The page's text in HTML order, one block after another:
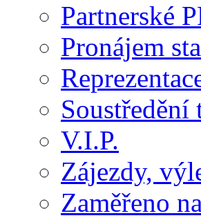
Partnerské
Pronájem
Soustředění
V.I.P.
Zájezdy,
Zaměřeno